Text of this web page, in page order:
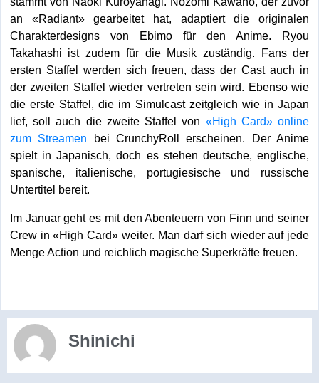
an «Radiant» gearbeitet hat, adaptiert die originalen
Charakterdesigns von Ebimo für den Anime. Ryou
Takahashi ist zudem für die Musik zuständig. Fans der
ersten Staffel werden sich freuen, dass der Cast auch in
der zweiten Staffel wieder vertreten sein wird. Ebenso wie
die erste Staffel, die im Simulcast zeitgleich wie in Japan
lief, soll auch die zweite Staffel von «High Card» online
zum Streamen bei CrunchyRoll erscheinen. Der Anime
spielt in Japanisch, doch es stehen deutsche, englische,
spanische, italienische, portugiesische und russische
Untertitel bereit.
Im Januar geht es mit den Abenteuern von Finn und seiner
Crew in «High Card» weiter. Man darf sich wieder auf jede
Menge Action und reichlich magische Superkräfte freuen.
Shinichi